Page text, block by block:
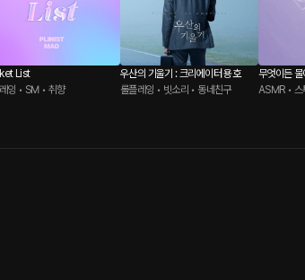
List
잉 • SM • 취향
우산의 기울기 : 크리에이터 용호
롤플레잉 • 빗소리 • 동네친구
무엇이든
ASMR • 스